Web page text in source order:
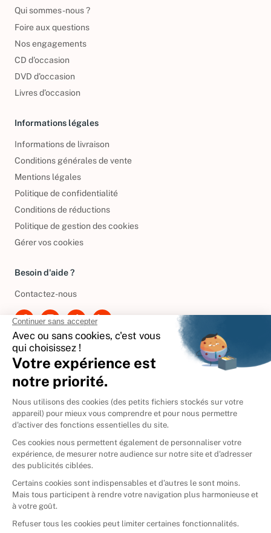
Qui sommes-nous ?
Foire aux questions
Nos engagements
CD d'occasion
DVD d'occasion
Livres d’occasion
Informations légales
Informations de livraison
Conditions générales de vente
Mentions légales
Politique de confidentialité
Conditions de réductions
Politique de gestion des cookies
Gérer vos cookies
Besoin d'aide ?
Contactez-nous
International
🇪🇸 Espagne
🇩🇪Allemagne
🇮🇹 Italie